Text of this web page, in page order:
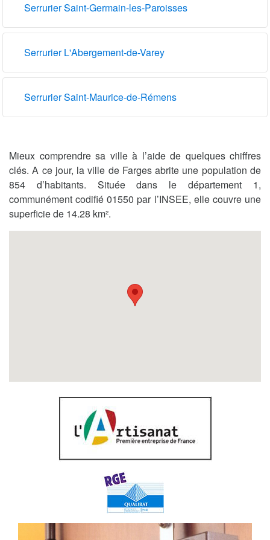
Serrurier Saint-Germain-les-Paroisses
Serrurier L'Abergement-de-Varey
Serrurier Saint-Maurice-de-Rémens
Mieux comprendre sa ville à l’aide de quelques chiffres
clés. A ce jour, la ville de Farges abrite une population de
854 d’habitants. Située dans le département 1,
communément codifié 01550 par l’INSEE, elle couvre une
superficie de 14.28 km².